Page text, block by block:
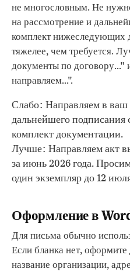
не многословным. Не
на рассмотрение и
комплект нижеследующих
тяжелее, чем требуется.
документы по договору..."
направляем...".
Слабо: Направляем в ваш
дальнейшего
комплект документации.
Лучше: Направляем акт
за июнь 2026 года.
один экземпляр до 12
Оформление в
Для письма обычно
Если бланка нет,
название организации,